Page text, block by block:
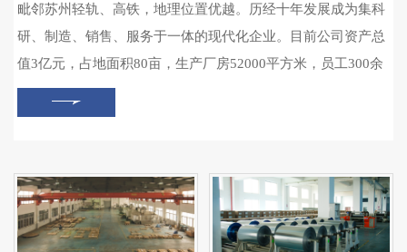
毗邻苏州轻轨、高铁，地理位置优越。历经十年发展成为集科
研、制造、销售、服务于一体的现代化企业。目前公司资产总
值3亿元，占地面积80亩，生产厂房52000平方米，员工300余
人。主要生产各类铜合金管板、铝镁合金丝、复合铝箔、特种
线缆内导体及电缆料。